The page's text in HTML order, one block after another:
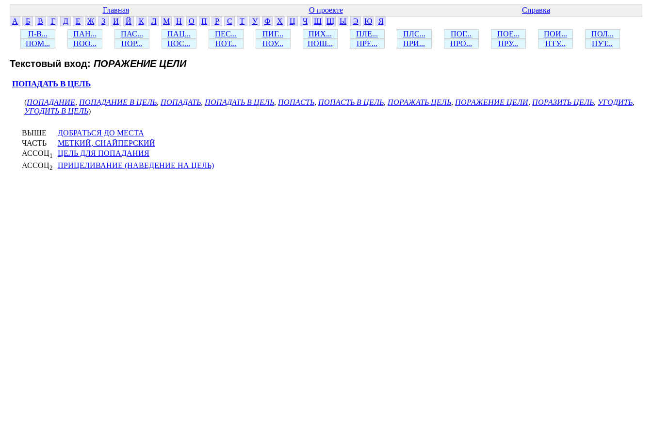
Главная О проекте
Справка
А
Б В Г Д Е Ж З И Й К Л М Н О П Р С Т У Ф Х Ц Ч Ш Щ Ы Э Ю
Я
П-В...
ПАН... ПАС... ПАЦ... ПЕС... ПИГ... ПИХ... ПЛЕ... ПЛС... ПОГ... ПОЕ... ПОИ...
ПОЛ...
ПОМ...
ПОО... ПОР... ПОС... ПОТ... ПОУ... ПОШ... ПРЕ... ПРИ... ПРО... ПРУ... ПТУ... ПУТ...
Текстовый вход: ПОРАЖЕНИЕ ЦЕЛИ
ПОПАДАТЬ В ЦЕЛЬ
(ПОПАДАНИЕ, ПОПАДАНИЕ В ЦЕЛЬ, ПОПАДАТЬ, ПОПАДАТЬ В ЦЕЛЬ, ПОПАСТЬ, ПОПАСТЬ В ЦЕЛЬ, ПОРАЖАТЬ ЦЕЛЬ, ПОРАЖЕНИЕ ЦЕЛИ, ПОРАЗИТЬ ЦЕЛЬ, УГОДИТЬ,
УГОДИТЬ В ЦЕЛЬ)
ВЫШЕ
ДОБРАТЬСЯ ДО МЕСТА
ЧАСТЬ
МЕТКИЙ, СНАЙПЕРСКИЙ
АССОЦ1
ЦЕЛЬ ДЛЯ ПОПАДАНИЯ
АССОЦ2 ПРИЦЕЛИВАНИЕ (НАВЕДЕНИЕ НА ЦЕЛЬ)